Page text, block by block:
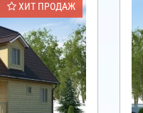
ХИТ ПРОДАЖ